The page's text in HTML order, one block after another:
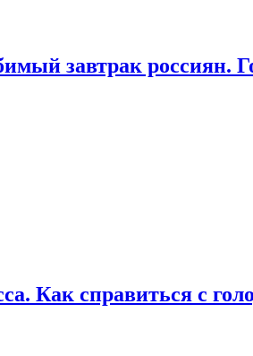
завтрак россиян.
Как справиться с